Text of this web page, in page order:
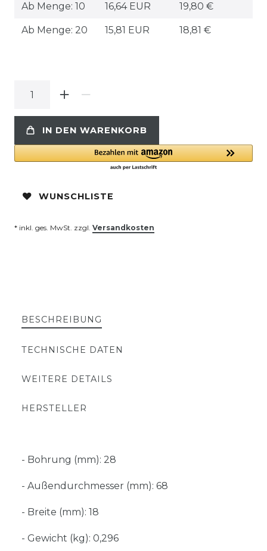
Ab Menge: 10 16,64 EUR 19,80 €
Ab Menge: 20 15,81 EUR 18,81 €
IN DEN WARENKORB
WUNSCHLISTE
* inkl. ges. MwSt. zzgl. Versandkosten
BESCHREIBUNG
TECHNISCHE DATEN
WEITERE DETAILS
HERSTELLER
- Bohrung (mm): 28
- Außendurchmesser (mm): 68
- Breite (mm): 18
- Gewicht (kg): 0,296